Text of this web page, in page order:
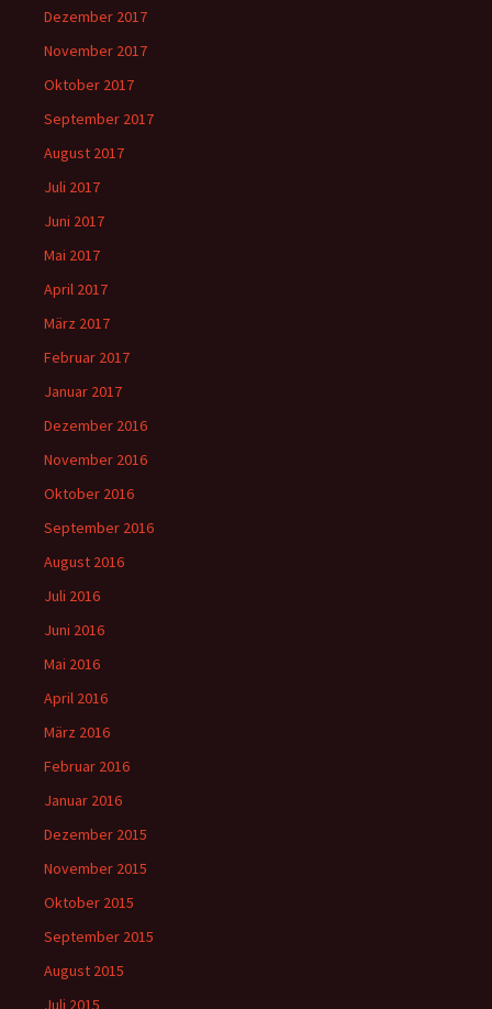
Dezember 2017
November 2017
Oktober 2017
September 2017
August 2017
Juli 2017
Juni 2017
Mai 2017
April 2017
März 2017
Februar 2017
Januar 2017
Dezember 2016
November 2016
Oktober 2016
September 2016
August 2016
Juli 2016
Juni 2016
Mai 2016
April 2016
März 2016
Februar 2016
Januar 2016
Dezember 2015
November 2015
Oktober 2015
September 2015
August 2015